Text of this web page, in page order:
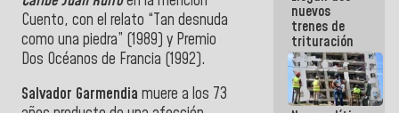
Cuento, con el relato “Tan desnuda
como una piedra” (1989) y Premio
Dos Océanos de Francia (1992).
Salvador Garmendia muere a los 73
embarrarla
nuevos
trenes de
trituración
para
optimizar
manejo de
escombros